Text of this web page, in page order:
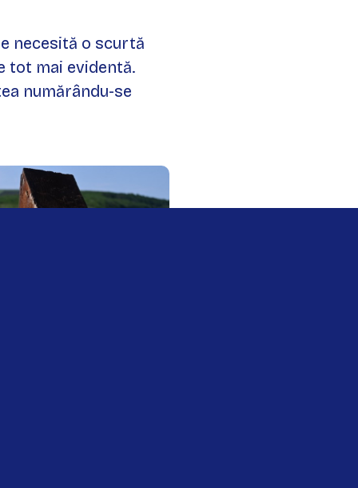
necesită o scurtă
tot mai evidentă.
numărându-se